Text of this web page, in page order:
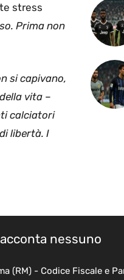
stress
Prima non
si capivano,
vita –
calciatori
libertà. I
nessuno
(RM) - Codice Fiscale e